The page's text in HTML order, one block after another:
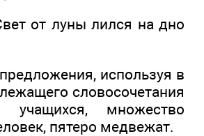
луны лился на дно
используя в
словосочетания
учащихся, множество
пятеро медвежат.